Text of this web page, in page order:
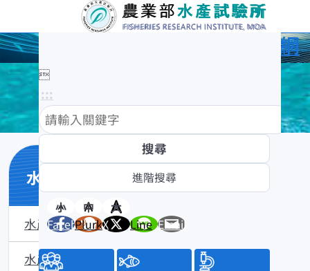
農業部水產試驗所全球資訊網

:::
小 中
大
Facebook
PlurkX Line Email
水產知識館
水產數位典藏
水產知識淺說